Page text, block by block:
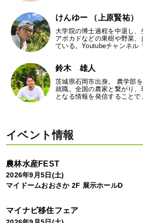
けんゆー （上原賢祐）
大学院の博士過程を中退し
アボカドなどの果樹や野菜、
ている。Youtubeチャンネル
鈴木 雄人
茨城県石岡市出身。 農学部
就職。全国の農家と繋がり
となる情報を発信すること
イベント情報
農林水産FEST
2026年9月5日(土)
マイドームおおさか 2F 展示ホールD
マイナビ移住フェア